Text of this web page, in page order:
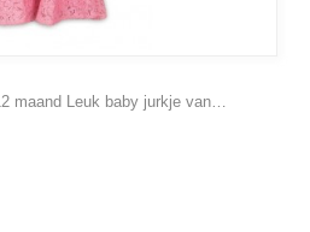
maand Leuk baby jurkje van…